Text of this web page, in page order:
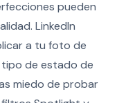
pueden
LinkedIn
a tu foto de
tipo de estado de
miedo de probar